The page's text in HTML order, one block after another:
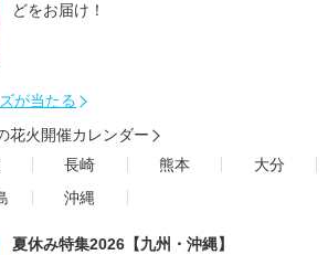
どをお届け！
が当たる
花火開催カレンダー
長崎 熊本
大分
沖縄
夏休み特集2026【九州・沖縄】